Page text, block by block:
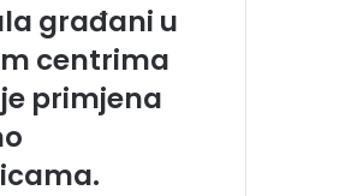
građani u
centrima
primjena